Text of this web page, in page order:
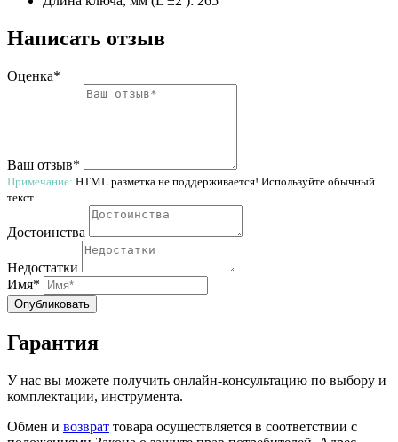
Написать отзыв
Оценка*
Ваш отзыв*
Примечание: HTML разметка не поддерживается! Используйте обычный
текст.
Достоинства
Недостатки
Имя*
Опубликовать
Гарантия
У нас вы можете получить онлайн-консультацию по выбору и
комплектации, инструмента.
Обмен и возврат товара осуществляется в соответствии с